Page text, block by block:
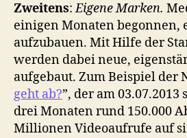
Zweitens:Eigene Marken.
einigen Monaten begonnen,
aufzubauen. Mit Hilfe der
werden dabei neue,
aufgebaut. Zum Beispiel der
geht ab?”, der am
drei Monaten rund 150.000
Millionen Videoaufrufe auf